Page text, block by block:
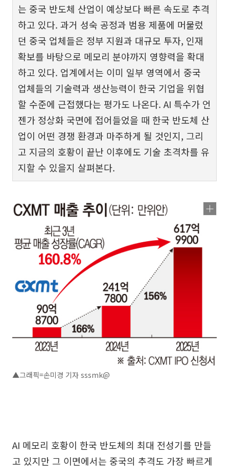
는 중국 반도체 산업이 예상보다 빠른 속도로 추격
하고 있다. 과거 성숙 공정과 범용 제품에 머물렀
던 중국 업체들은 정부 지원과 대규모 투자, 인재
확보를 바탕으로 메모리 분야까지 영향력을 확대
하고 있다. 업계에서는 이미 일부 영역에서 중국
업체들의 기술력과 생산능력이 한국 기업을 위협
할 수준에 근접했다는 평가도 나온다. AI 특수가 언
젠가 정상화 국면에 접어들었을 때 한국 반도체 산
업이 어떤 경쟁 환경과 마주하게 될 것인지, 그리
고 지금의 호황이 끝난 이후에도 기술 초격차를 유
지할 수 있을지 살펴본다.
▲그래픽=손미경 기자 sssmk@
AI 메모리 호황이 한국 반도체의 최대 전성기를 만들
고 있지만 그 이면에서는 중국의 추격도 가장 빠르게